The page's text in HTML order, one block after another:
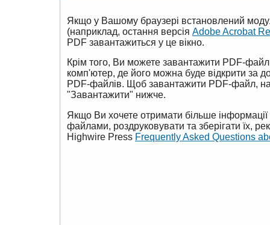
Якщо у Вашому браузері встановлений
(наприклад, остання версія Adobe Acrobat
PDF завантажиться у це вікно.
Крім того, Ви можете завантажити PDF-
комп'ютер, де його можна буде відкрити за
PDF-файлів. Щоб завантажити PDF-файл,
"Завантажити" нижче.
Якщо Ви хочете отримати більше
файлами, роздруковувати та зберігати їх,
Highwire Press Frequently Asked Questions